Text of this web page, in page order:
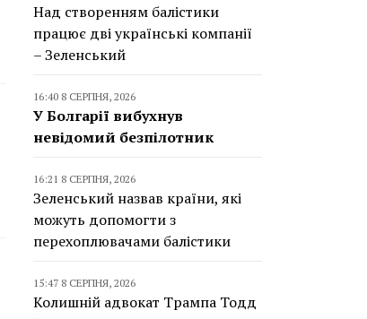
Над створенням балістики
працює дві українські компанії
– Зеленський
16:40 8 СЕРПНЯ, 2026
У Болгарії вибухнув
невідомий безпілотник
16:21 8 СЕРПНЯ, 2026
Зеленський назвав країни, які
можуть допомогти з
перехоплювачами балістики
15:47 8 СЕРПНЯ, 2026
Колишній адвокат Трампа Тодд